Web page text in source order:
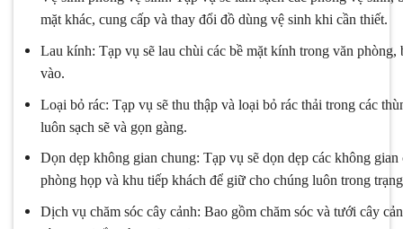
mặt khác, cung cấp và thay đổi đồ dùng vệ sinh khi cần thiết.
Lau kính: Tạp vụ sẽ lau chùi các bề mặt kính trong văn phòng,
vào.
Loại bỏ rác: Tạp vụ sẽ thu thập và loại bỏ rác thải trong các
luôn sạch sẽ và gọn gàng.
Dọn dẹp không gian chung: Tạp vụ sẽ dọn dẹp các không
phòng họp và khu tiếp khách để giữ cho chúng luôn trong
Dịch vụ chăm sóc cây cảnh: Bao gồm chăm sóc và tưới cây